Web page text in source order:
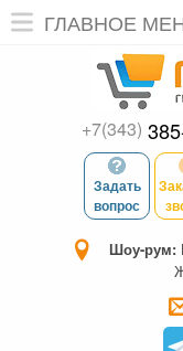
ГЛАВНОЕ
+7(343)
Задать
вопрос
Шоу-рум: